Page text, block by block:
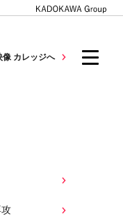
像 カレッジへ